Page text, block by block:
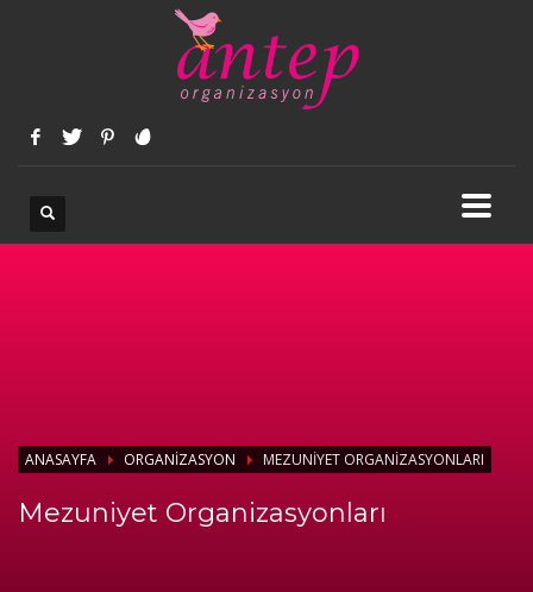
ANASAYFA ORGANIZASYON MEZUNIYET ORGANIZASYONLARI
Mezuniyet Organizasyonları